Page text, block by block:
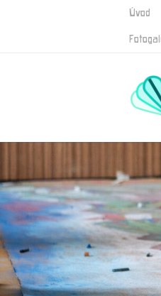
Úvod